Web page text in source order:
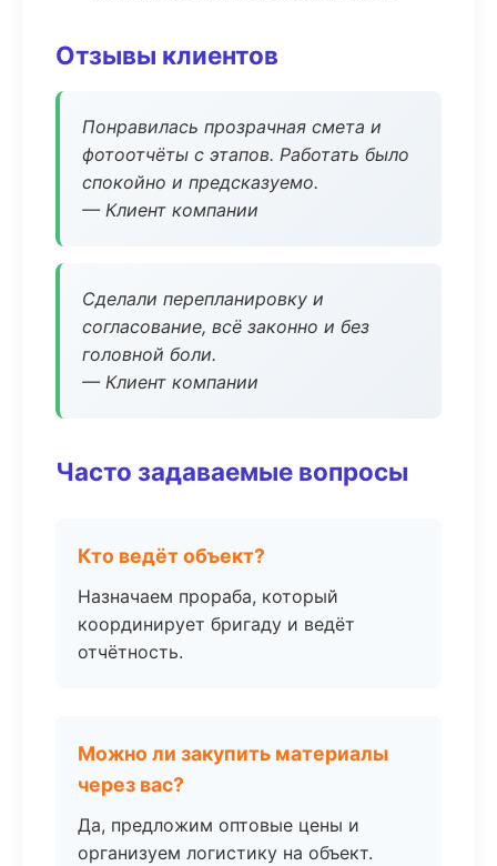
Отзывы клиентов
Понравилась прозрачная смета и
фотоотчёты с этапов. Работать было
спокойно и предсказуемо.
— Клиент компании
Сделали перепланировку и
согласование, всё законно и без
головной боли.
— Клиент компании
Часто задаваемые вопросы
Кто ведёт объект?
Назначаем прораба, который
координирует бригаду и ведёт
отчётность.
Можно ли закупить материалы
через вас?
Да, предложим оптовые цены и
организуем логистику на объект.